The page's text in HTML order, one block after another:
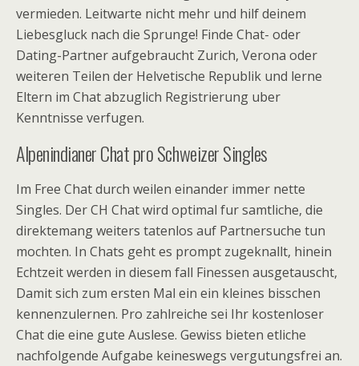
vermieden. Leitwarte nicht mehr und hilf deinem
Liebesgluck nach die Sprunge! Finde Chat- oder
Dating-Partner aufgebraucht Zurich, Verona oder
weiteren Teilen der Helvetische Republik und lerne
Eltern im Chat abzuglich Registrierung uber
Kenntnisse verfugen.
Alpenindianer Chat pro Schweizer Singles
Im Free Chat durch weilen einander immer nette
Singles. Der CH Chat wird optimal fur samtliche, die
direktemang weiters tatenlos auf Partnersuche tun
mochten. In Chats geht es prompt zugeknallt, hinein
Echtzeit werden in diesem fall Finessen ausgetauscht,
Damit sich zum ersten Mal ein ein kleines bisschen
kennenzulernen. Pro zahlreiche sei Ihr kostenloser
Chat die eine gute Auslese. Gewiss bieten etliche
nachfolgende Aufgabe keineswegs vergutungsfrei an.